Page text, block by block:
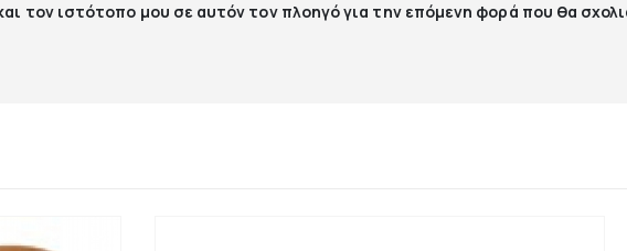
τον ιστότοπο μου σε αυτόν τον πλοηγό για την επόμενη φορά που θα